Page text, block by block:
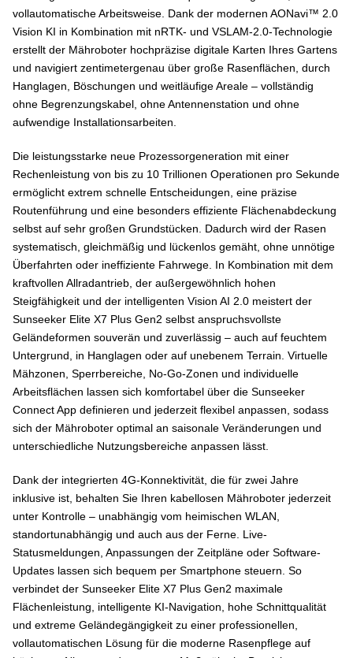
vollautomatische Arbeitsweise. Dank der modernen AONavi™ 2.0
Vision KI in Kombination mit nRTK- und VSLAM-2.0-Technologie
erstellt der Mähroboter hochpräzise digitale Karten Ihres Gartens
und navigiert zentimetergenau über große Rasenflächen, durch
Hanglagen, Böschungen und weitläufige Areale – vollständig
ohne Begrenzungskabel, ohne Antennenstation und ohne
aufwendige Installationsarbeiten.
Die leistungsstarke neue Prozessorgeneration mit einer
Rechenleistung von bis zu 10 Trillionen Operationen pro Sekunde
ermöglicht extrem schnelle Entscheidungen, eine präzise
Routenführung und eine besonders effiziente Flächenabdeckung
selbst auf sehr großen Grundstücken. Dadurch wird der Rasen
systematisch, gleichmäßig und lückenlos gemäht, ohne unnötige
Überfahrten oder ineffiziente Fahrwege. In Kombination mit dem
kraftvollen Allradantrieb, der außergewöhnlich hohen
Steigfähigkeit und der intelligenten Vision AI 2.0 meistert der
Sunseeker Elite X7 Plus Gen2 selbst anspruchsvollste
Geländeformen souverän und zuverlässig – auch auf feuchtem
Untergrund, in Hanglagen oder auf unebenem Terrain. Virtuelle
Mähzonen, Sperrbereiche, No-Go-Zonen und individuelle
Arbeitsflächen lassen sich komfortabel über die Sunseeker
Connect App definieren und jederzeit flexibel anpassen, sodass
sich der Mähroboter optimal an saisonale Veränderungen und
unterschiedliche Nutzungsbereiche anpassen lässt.
Dank der integrierten 4G-Konnektivität, die für zwei Jahre
inklusive ist, behalten Sie Ihren kabellosen Mähroboter jederzeit
unter Kontrolle – unabhängig vom heimischen WLAN,
standortunabhängig und auch aus der Ferne. Live-
Statusmeldungen, Anpassungen der Zeitpläne oder Software-
Updates lassen sich bequem per Smartphone steuern. So
verbindet der Sunseeker Elite X7 Plus Gen2 maximale
Flächenleistung, intelligente KI-Navigation, hohe Schnittqualität
und extreme Geländegängigkeit zu einer professionellen,
vollautomatischen Lösung für die moderne Rasenpflege auf